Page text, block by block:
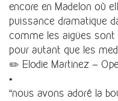
encore en Madelon où
puissance dramatique
comme les aigües
pour autant que les
✏️ Elodie Martinez –
•
“nous avons adoré la